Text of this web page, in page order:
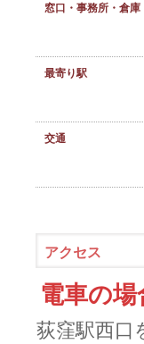
窓口・事務所・倉庫
最寄り
交通
アクセス
電車の場
荻窪駅西口